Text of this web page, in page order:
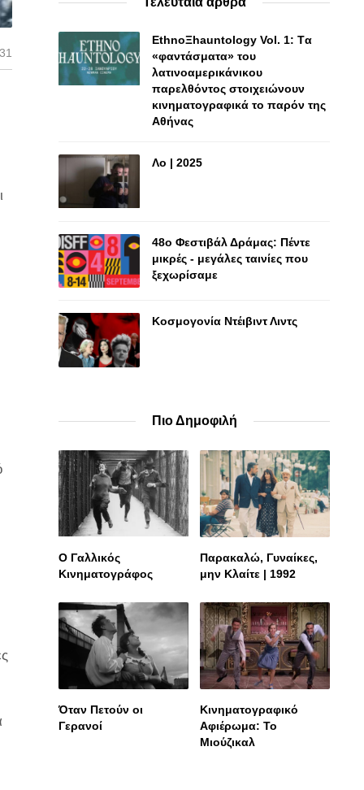
EthnoΞhauntology Vol. 1: Tα
«φαντάσματα» του
λατινοαμερικάνικου
παρελθόντος στοιχειώνουν
κινηματογραφικά το παρόν της
Αθήνας
Λο | 2025
48o Φεστιβάλ Δράμας: Πέντε
μικρές - μεγάλες ταινίες που
ξεχωρίσαμε
Κοσμογονία Ντέιβιντ Λιντς
Πιο Δημοφιλή
Ο Γαλλικός
Κινηματογράφος
Παρακαλώ, Γυναίκες,
μην Κλαίτε | 1992
Όταν Πετούν οι
Γερανοί
Κινηματογραφικό
Αφιέρωμα: To
Mιούζικαλ